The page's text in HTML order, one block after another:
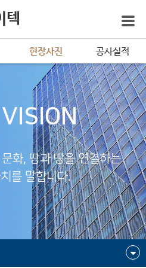
텍
현장사진 공사실적
화, 땅과 땅을 연결하는
를 말합니다.